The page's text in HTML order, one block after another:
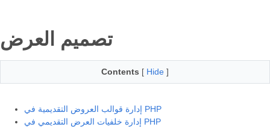
تصميم العرض
Contents [ Hide ]
إدارة قوالب العروض التقديمية في PHP
إدارة خلفيات العرض التقديمي في PHP